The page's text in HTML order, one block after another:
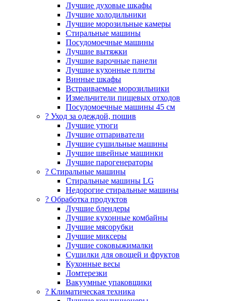
Лучшие духовые шкафы
Лучшие холодильники
Лучшие морозильные камеры
Стиральные машины
Посудомоечные машины
Лучшие вытяжки
Лучшие варочные панели
Лучшие кухонные плиты
Винные шкафы
Встраиваемые морозильники
Измельчители пищевых отходов
Посудомоечные машины 45 см
? Уход за одеждой, пошив
Лучшие утюги
Лучшие отпариватели
Лучшие сушильные машины
Лучшие швейные машинки
Лучшие парогенераторы
? Стиральные машины
Стиральные машины LG
Недорогие стиральные машины
? Обработка продуктов
Лучшие блендеры
Лучшие кухонные комбайны
Лучшие мясорубки
Лучшие миксеры
Лучшие соковыжималки
Сушилки для овощей и фруктов
Кухонные весы
Ломтерезки
Вакуумные упаковщики
?️ Климатическая техника